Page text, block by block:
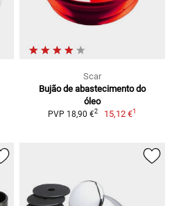
Scar
Bujão de abastecimento do
óleo
PVP 18,90 €2 15,12 €1